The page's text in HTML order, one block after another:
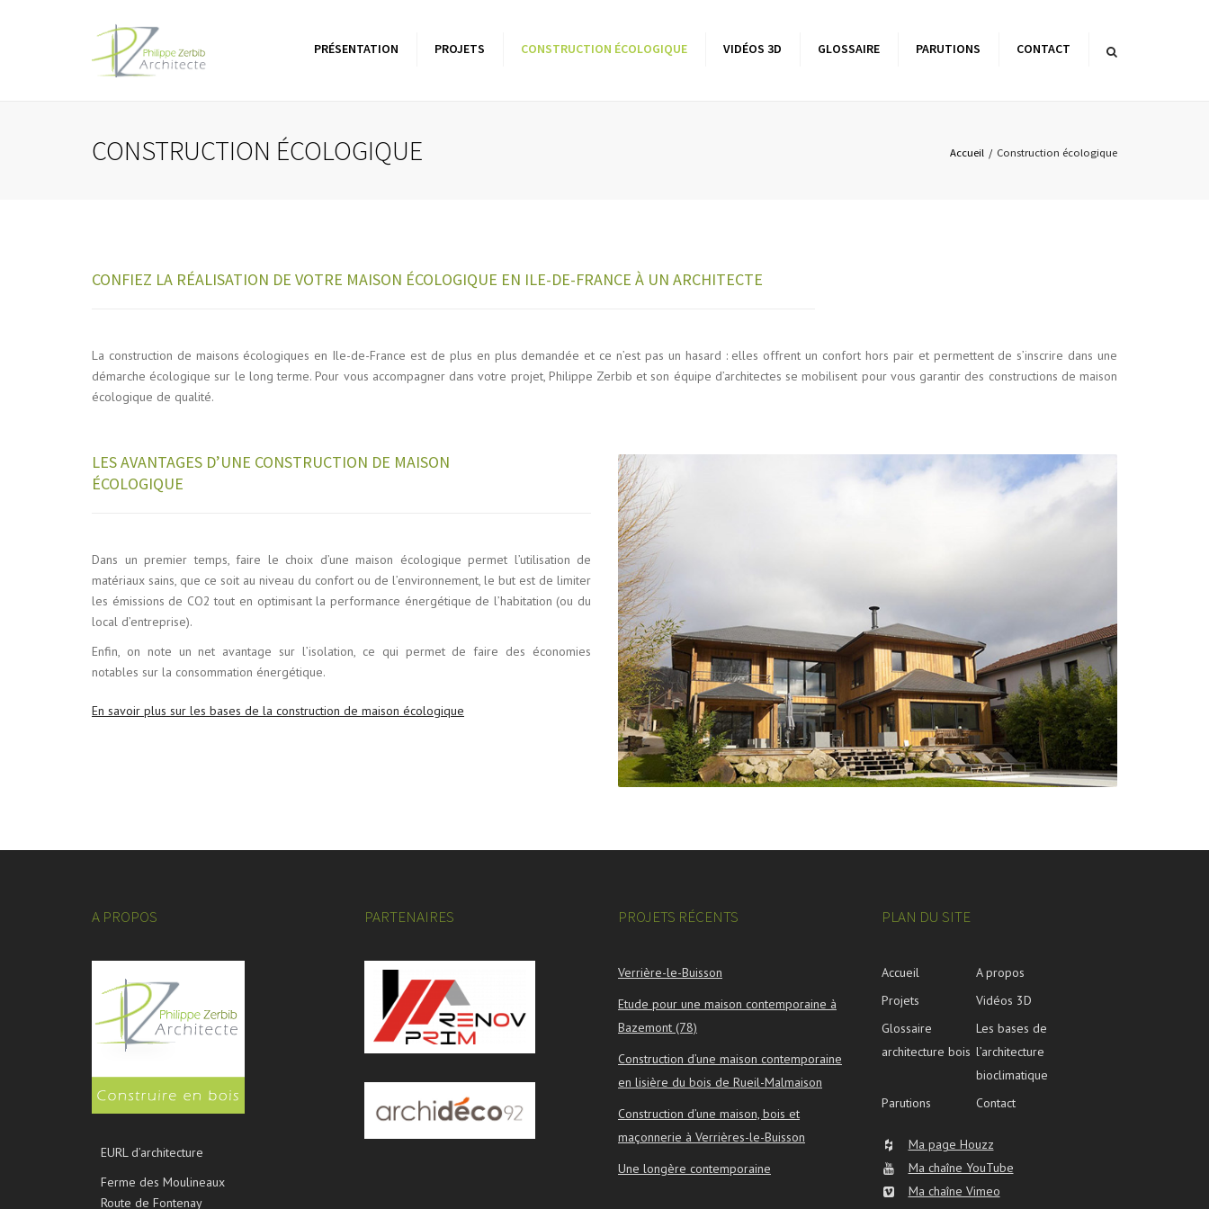
PRÉSENTATION
Votre architecte DPLG En Ile-
de-France
PROJETS
Extensions bois
CONSTRUCTION ÉCOLOGIQUE VIDÉOS 3D GLOSSAIRE PARUTIONS CONTACT
CONSTRUCTION ÉCOLOGIQUE Accueil Construction écologique
CONFIEZ LA RÉALISATION DE VOTRE MAISON ÉCOLOGIQUE EN ILE-DE-FRANCE À UN ARCHITECTE
La construction de maisons écologiques en Ile-de-France est de plus en plus demandée et ce n’est pas un hasard : elles offrent un confort hors pair et permettent de s’inscrire dans une
démarche écologique sur le long terme. Pour vous accompagner dans votre projet, Philippe Zerbib et son équipe d’architectes se mobilisent pour vous garantir des constructions de maison
écologique de qualité.
LES AVANTAGES D’UNE CONSTRUCTION DE MAISON
ÉCOLOGIQUE
Dans un premier temps, faire le choix d’une maison écologique permet l’utilisation de
matériaux sains, que ce soit au niveau du confort ou de l’environnement, le but est de limiter
les émissions de CO2 tout en optimisant la performance énergétique de l’habitation (ou du
local d’entreprise).
Enfin, on note un net avantage sur l’isolation, ce qui permet de faire des économies
notables sur la consommation énergétique.
En savoir plus sur les bases de la construction de maison écologique
A PROPOS
EURL d’architecture
Ferme des Moulineaux
Route de Fontenay
PARTENAIRES PROJETS RÉCENTS
Verrière-le-Buisson
Etude pour une maison contemporaine à
Bazemont (78)
Construction d’une maison contemporaine
en lisière du bois de Rueil-Malmaison
Construction d’une maison, bois et
maçonnerie à Verrières-le-Buisson
Une longère contemporaine
PLAN DU SITE
Accueil
A propos
Projets
Vidéos 3D
Glossaire
architecture bois
Les bases de
l’architecture
bioclimatique
Parutions
Contact
Ma page Houzz
Ma chaîne YouTube
Ma chaîne Vimeo